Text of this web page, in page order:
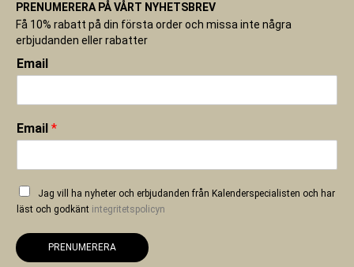
PRENUMERERA PÅ VÅRT NYHETSBREV
Få 10% rabatt på din första order och missa inte några
erbjudanden eller rabatter
Email
Email *
Jag vill ha nyheter och erbjudanden från Kalenderspecialisten och har
läst och godkänt integritetspolicyn
PRENUMERERA